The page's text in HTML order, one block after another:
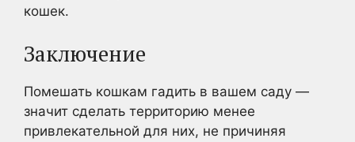
кошек.
Заключение
Помешать кошкам гадить в вашем саду —
значит сделать территорию менее
привлекательной для них, не причиняя